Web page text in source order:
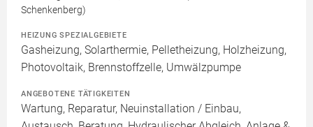
Schenkenberg)
HEIZUNG SPEZIALGEBIETE
Gasheizung, Solarthermie, Pelletheizung, Holzheizung,
Photovoltaik, Brennstoffzelle, Umwälzpumpe
ANGEBOTENE TÄTIGKEITEN
Wartung, Reparatur, Neuinstallation / Einbau,